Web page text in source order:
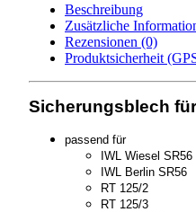
Beschreibung
Zusätzliche
Rezensionen (0)
Produktsicherheit
Sicherungsblech
passend für
IWL Wiesel SR56
IWL Berlin SR56
RT 125/2
RT 125/3